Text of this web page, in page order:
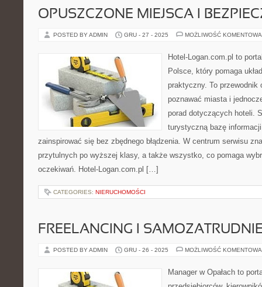
OPUSZCZONE MIEJSCA I
POSTED BY ADMIN GRU - 27 - 2025 MOŻLIWOŚĆ
Hotel-Logan.com.pl to
Polsce, który pomaga
praktyczny. To przewodnik
poznawać miasta i
porad dotyczących hoteli.
turystyczną bazę
zainspirować się bez zbędnego błądzenia. W centrum serwisu
przytulnych po wyższej klasy, a także wszystko, co pomaga
oczekiwań. Hotel-Logan.com.pl […]
CATEGORIES: NIERUCHOMOŚCI
FREELANCING I
POSTED BY ADMIN GRU - 26 - 2025 MOŻLIWOŚĆ
Manager w Opałach to